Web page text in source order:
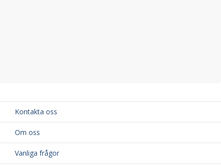
Kontakta oss
Om oss
Vanliga frågor